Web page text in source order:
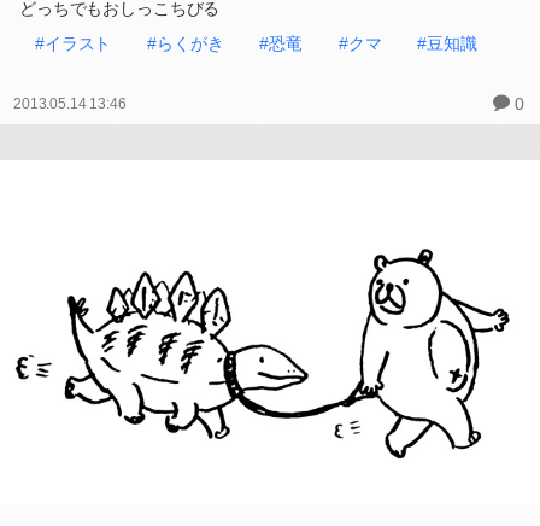
どっちでもおしっこちびる
#イラスト
#らくがき #恐竜 #クマ #豆知識
2013.05.14 13:46 0